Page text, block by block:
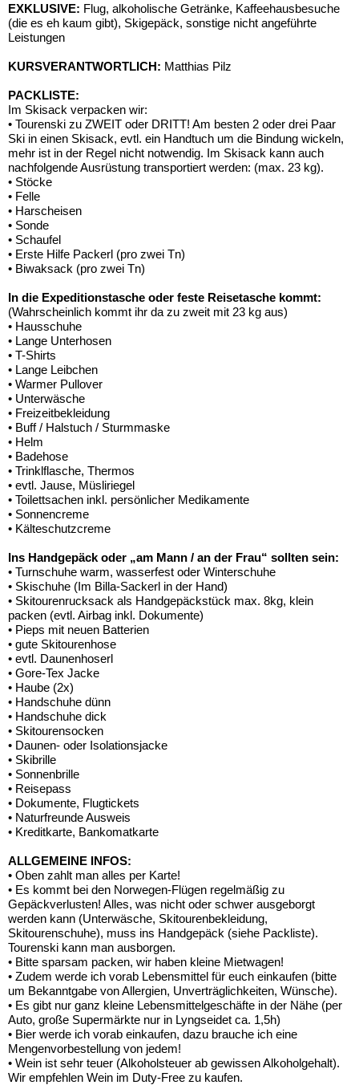
EXKLUSIVE: Flug, alkoholische Getränke, Kaffeehausbesuche
(die es eh kaum gibt), Skigepäck, sonstige nicht angeführte
Leistungen
KURSVERANTWORTLICH: Matthias Pilz
PACKLISTE:
Im Skisack verpacken wir:
• Tourenski zu ZWEIT oder DRITT! Am besten 2 oder drei Paar
Ski in einen Skisack, evtl. ein Handtuch um die Bindung wickeln,
mehr ist in der Regel nicht notwendig. Im Skisack kann auch
nachfolgende Ausrüstung transportiert werden: (max. 23 kg).
• Stöcke
• Felle
• Harscheisen
• Sonde
• Schaufel
• Erste Hilfe Packerl (pro zwei Tn)
• Biwaksack (pro zwei Tn)
In die Expeditionstasche oder feste Reisetasche kommt:
(Wahrscheinlich kommt ihr da zu zweit mit 23 kg aus)
• Hausschuhe
• Lange Unterhosen
• T-Shirts
• Lange Leibchen
• Warmer Pullover
• Unterwäsche
• Freizeitbekleidung
• Buff / Halstuch / Sturmmaske
• Helm
• Badehose
• Trinklflasche, Thermos
• evtl. Jause, Müsliriegel
• Toilettsachen inkl. persönlicher Medikamente
• Sonnencreme
• Kälteschutzcreme
Ins Handgepäck oder „am Mann / an der Frau“ sollten sein:
• Turnschuhe warm, wasserfest oder Winterschuhe
• Skischuhe (Im Billa-Sackerl in der Hand)
• Skitourenrucksack als Handgepäckstück max. 8kg, klein
packen (evtl. Airbag inkl. Dokumente)
• Pieps mit neuen Batterien
• gute Skitourenhose
• evtl. Daunenhoserl
• Gore-Tex Jacke
• Haube (2x)
• Handschuhe dünn
• Handschuhe dick
• Skitourensocken
• Daunen- oder Isolationsjacke
• Skibrille
• Sonnenbrille
• Reisepass
• Dokumente, Flugtickets
• Naturfreunde Ausweis
• Kreditkarte, Bankomatkarte
ALLGEMEINE INFOS:
• Oben zahlt man alles per Karte!
• Es kommt bei den Norwegen-Flügen regelmäßig zu
Gepäckverlusten! Alles, was nicht oder schwer ausgeborgt
werden kann (Unterwäsche, Skitourenbekleidung,
Skitourenschuhe), muss ins Handgepäck (siehe Packliste).
Tourenski kann man ausborgen.
• Bitte sparsam packen, wir haben kleine Mietwagen!
• Zudem werde ich vorab Lebensmittel für euch einkaufen (bitte
um Bekanntgabe von Allergien, Unverträglichkeiten, Wünsche).
• Es gibt nur ganz kleine Lebensmittelgeschäfte in der Nähe (per
Auto, große Supermärkte nur in Lyngseidet ca. 1,5h)
• Bier werde ich vorab einkaufen, dazu brauche ich eine
Mengenvorbestellung von jedem!
• Wein ist sehr teuer (Alkoholsteuer ab gewissen Alkoholgehalt).
Wir empfehlen Wein im Duty-Free zu kaufen.